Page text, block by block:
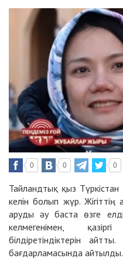
0 0 0
Тайландтық қыз
келін болып жүр. Жігіттің
аруды әу баста өзге
келмегенімен,
білдіретіндіктерін
бағдарламасында айтылды.